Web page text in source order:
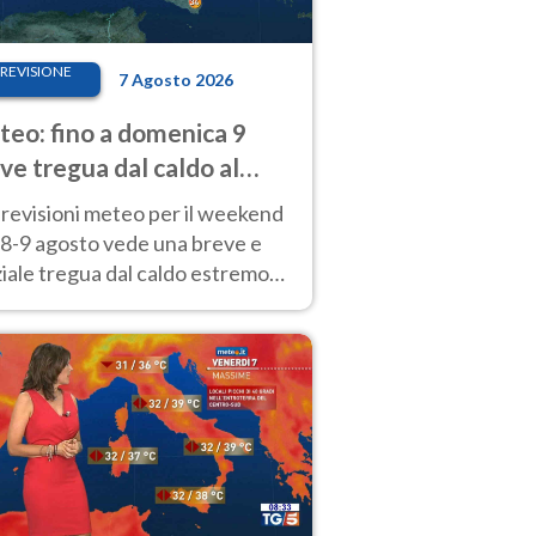
7 Agosto 2026
fino a domenica 9
tregua dal caldo al
Altrove calura e afa
meteo per il weekend
9 agosto vede una breve e
tregua dal caldo estremo